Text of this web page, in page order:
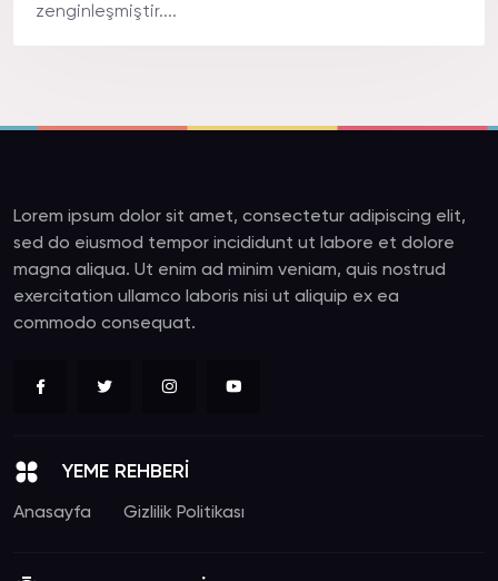
zenginleşmiştir....
Lorem ipsum dolor sit amet, consectetur adipiscing elit,
sed do eiusmod tempor incididunt ut labore et dolore
magna aliqua. Ut enim ad minim veniam, quis nostrud
exercitation ullamco laboris nisi ut aliquip ex ea
commodo consequat.
YEME REHBERİ
Anasayfa Gizlilik Politikası